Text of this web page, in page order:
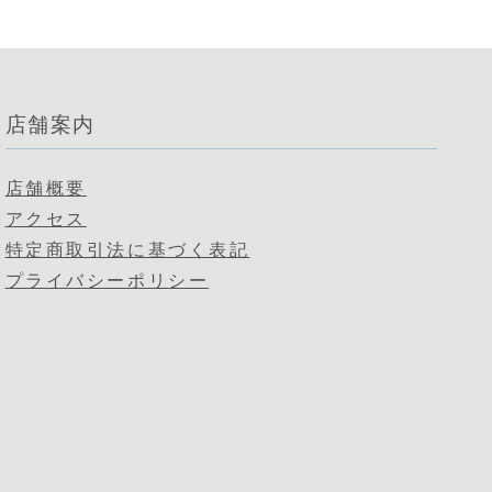
店舗案内
店舗概要
アクセス
特定商取引法に基づく表記
プライバシーポリシー